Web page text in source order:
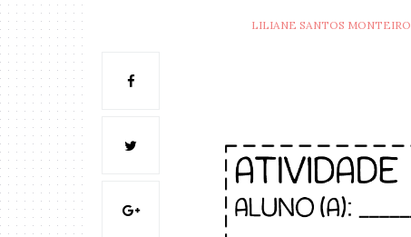
LILIANE SANTOS MONTEIRO